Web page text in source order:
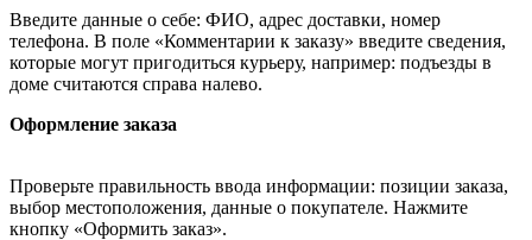
Введите данные о себе: ФИО, адрес доставки, номер
телефона. В поле «Комментарии к заказу» введите сведения,
которые могут пригодиться курьеру, например: подъезды в
доме считаются справа налево.
Оформление заказа
Проверьте правильность ввода информации: позиции заказа,
выбор местоположения, данные о покупателе. Нажмите
кнопку «Оформить заказ».